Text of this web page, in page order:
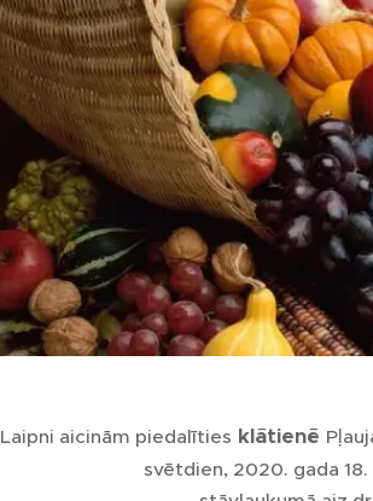
Laipni aicinām piedalīties klātienē
svētdien, 2020. gada